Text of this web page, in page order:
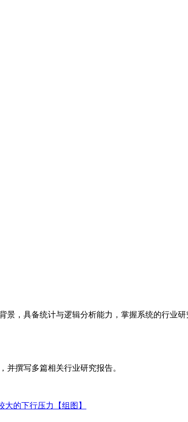
，具备统计与逻辑分析能力，掌握系统的行业
并撰写多篇相关行业研究报告。
的下行压力【组图】